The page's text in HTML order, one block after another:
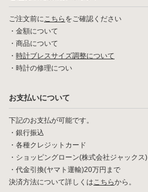
ご注文前にこちら をご確認ください
・ 金額について
・ 商品について
・ 時計ブレスサイズ調整について
・ 時計の修理につい
お支払いについて
下記のお支払が可能です。
・銀行振込
・各種クレジットカード
・ショッピングローン(株式会社ジャックス)
・代金引換(ヤマト運輸)20万円まで
決済方法について詳しくはこちらから。